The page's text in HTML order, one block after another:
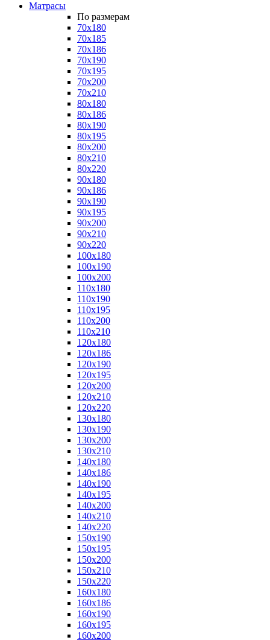
Матрасы
По размерам
70x180
70x185
70x186
70x190
70x195
70x200
70x210
80x180
80x186
80x190
80x195
80x200
80x210
80x220
90x180
90x186
90x190
90x195
90x200
90x210
90x220
100x180
100x190
100x200
110x180
110x190
110x195
110x200
110x210
120x180
120x186
120x190
120x195
120x200
120x210
120x220
130x180
130x190
130x200
130x210
140x180
140x186
140x190
140x195
140x200
140x210
140x220
150x190
150x195
150x200
150x210
150x220
160x180
160x186
160x190
160x195
160x200